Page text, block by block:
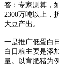
答：专家测算，
2300万吨以上，
大豆产出。
一是推广低蛋白
白日粮主要是添
量。以育肥猪为